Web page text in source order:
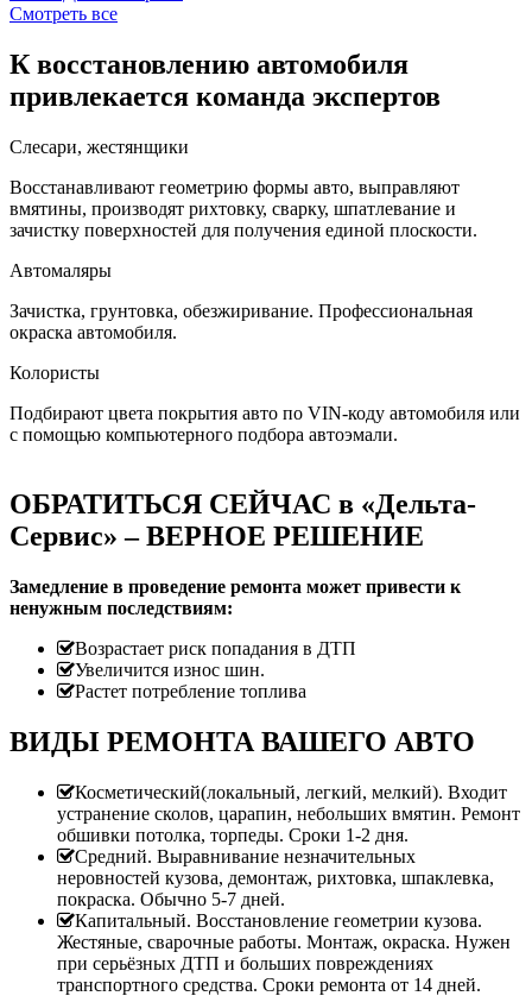
Смотреть все
К восстановлению автомобиля
привлекается команда экспертов
Слесари, жестянщики
Восстанавливают геометрию формы авто, выправляют
вмятины, производят рихтовку, сварку, шпатлевание и
зачистку поверхностей для получения единой плоскости.
Автомаляры
Зачистка, грунтовка, обезжиривание. Профессиональная
окраска автомобиля.
Колористы
Подбирают цвета покрытия авто по VIN-коду автомобиля или
с помощью компьютерного подбора автоэмали.
ОБРАТИТЬСЯ СЕЙЧАС в «Дельта-
Сервис» – ВЕРНОЕ РЕШЕНИЕ
Замедление в проведение ремонта может привести к
ненужным последствиям:
Возрастает риск попадания в ДТП
Увеличится износ шин.
Растет потребление топлива
ВИДЫ РЕМОНТА ВАШЕГО АВТО
Косметический(локальный, легкий, мелкий). Входит
устранение сколов, царапин, небольших вмятин. Ремонт
обшивки потолка, торпеды. Сроки 1-2 дня.
Средний. Выравнивание незначительных
неровностей кузова, демонтаж, рихтовка, шпаклевка,
покраска. Обычно 5-7 дней.
Капитальный. Восстановление геометрии кузова.
Жестяные, сварочные работы. Монтаж, окраска. Нужен
при серьёзных ДТП и больших повреждениях
транспортного средства. Сроки ремонта от 14 дней.